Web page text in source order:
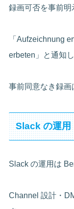
録画可否を事前明
「Aufzeichnung
erbeten」と通知し
事前同意なき録画
Slack の運
Slack の運用は
Channel 設計・